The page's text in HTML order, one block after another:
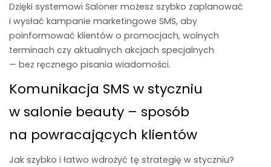
Dzięki systemowi Saloner możesz szybko zaplanować
i wysłać kampanie marketingowe SMS, aby
poinformować klientów o promocjach, wolnych
terminach czy aktualnych akcjach specjalnych
— bez ręcznego pisania wiadomości.
Komunikacja SMS w styczniu
w salonie beauty – sposób
na powracających klientów
Jak szybko i łatwo wdrożyć tę strategię w styczniu?